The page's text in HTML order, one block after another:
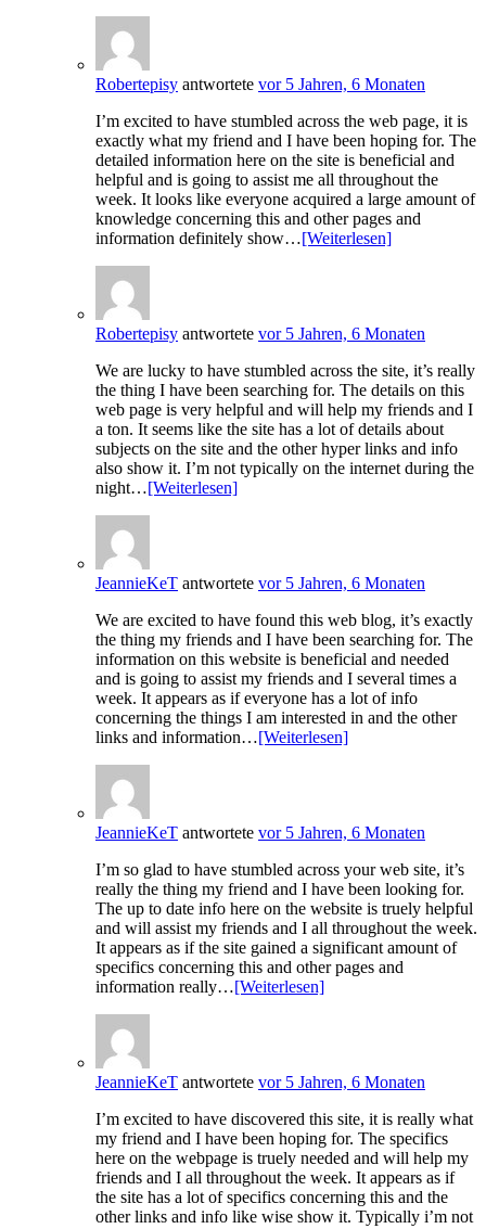
Robertepisy antwortete vor 5 Jahren, 6 Monaten
I’m excited to have stumbled across the web page, it is
exactly what my friend and I have been hoping for. The
detailed information here on the site is beneficial and
helpful and is going to assist me all throughout the
week. It looks like everyone acquired a large amount of
knowledge concerning this and other pages and
information definitely show…[Weiterlesen]
Robertepisy antwortete vor 5 Jahren, 6 Monaten
We are lucky to have stumbled across the site, it’s really
the thing I have been searching for. The details on this
web page is very helpful and will help my friends and I
a ton. It seems like the site has a lot of details about
subjects on the site and the other hyper links and info
also show it. I’m not typically on the internet during the
night…[Weiterlesen]
JeannieKeT antwortete vor 5 Jahren, 6 Monaten
We are excited to have found this web blog, it’s exactly
the thing my friends and I have been searching for. The
information on this website is beneficial and needed
and is going to assist my friends and I several times a
week. It appears as if everyone has a lot of info
concerning the things I am interested in and the other
links and information…[Weiterlesen]
JeannieKeT antwortete vor 5 Jahren, 6 Monaten
I’m so glad to have stumbled across your web site, it’s
really the thing my friend and I have been looking for.
The up to date info here on the website is truely helpful
and will assist my friends and I all throughout the week.
It appears as if the site gained a significant amount of
specifics concerning this and other pages and
information really…[Weiterlesen]
JeannieKeT antwortete vor 5 Jahren, 6 Monaten
I’m excited to have discovered this site, it is really what
my friend and I have been hoping for. The specifics
here on the webpage is truely needed and will help my
friends and I all throughout the week. It appears as if
the site has a lot of specifics concerning this and the
other links and info like wise show it. Typically i’m not